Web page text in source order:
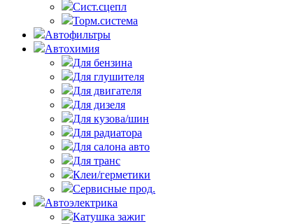
Сист.сцепл
Торм.система
Автофильтры
Автохимия
Для бензина
Для глушителя
Для двигателя
Для дизеля
Для кузова/шин
Для радиатора
Для салона авто
Для транс
Клеи/герметики
Сервисные прод.
Автоэлектрика
Катушка зажиг